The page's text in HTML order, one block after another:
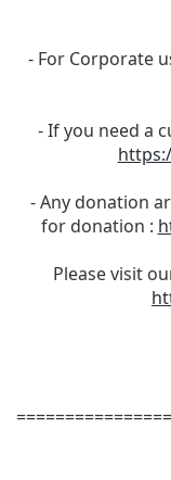
- For Corporate
- If you need a
- Any donation
for donation :
Please visit